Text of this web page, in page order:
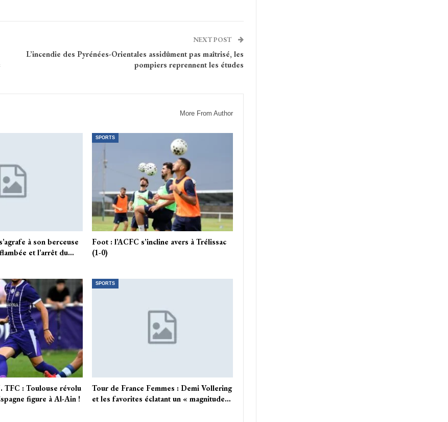
NEXT POST
L’incendie des Pyrénées-Orientales assidûment pas maîtrisé, les
pompiers reprennent les études
More From Author
à son berceuse
et l’arrêt du…
SPORTS
Foot : l’ACFC s’incline avers à Trélissac
(1-0)
TFC : Toulouse révolu
figure à Al-Ain !
SPORTS
Tour de France Femmes : Demi Vollering
et les favorites éclatant un « magnitude…